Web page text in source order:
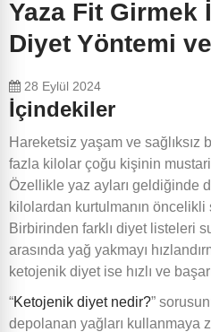
Yaza Fit Girmek
Diyet Yöntemi
28 Eylül 2024
İçindekiler
Hareketsiz yaşam ve sağlıksız
fazla kilolar çoğu kişinin
Özellikle yaz ayları geldiğinde
kilolardan kurtulmanın öncelikli
Birbirinden farklı diyet listeleri
arasında yağ yakmayı
ketojenik diyet ise hızlı ve
“Ketojenik diyet nedir?”
depolanan yağları kullanmaya